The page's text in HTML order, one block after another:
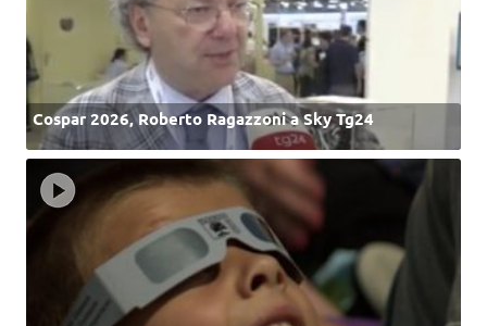
Cospar 2026, Roberto Ragazzoni a Sky Tg24